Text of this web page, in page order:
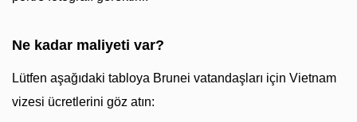
Ne kadar maliyeti var?
Lütfen aşağıdaki tabloya Brunei vatandaşları için Vietnam
vizesi ücretlerini göz atın: